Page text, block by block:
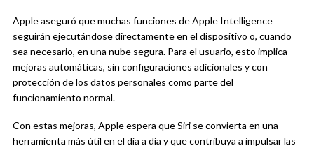
Apple aseguró que muchas funciones de Apple Intelligence
seguirán ejecutándose directamente en el dispositivo o, cuando
sea necesario, en una nube segura. Para el usuario, esto implica
mejoras automáticas, sin configuraciones adicionales y con
protección de los datos personales como parte del
funcionamiento normal.
Con estas mejoras, Apple espera que Siri se convierta en una
herramienta más útil en el día a día y que contribuya a impulsar las